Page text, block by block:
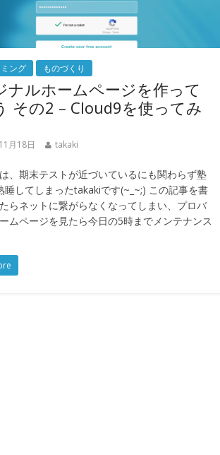
ング ものづくり
ナルホームページを作って
その2 – Cloud9を使ってみ
月18日 takaki
、期末テストが近づいているにも関わらず塾
睡してしまったtakakiです(~_~;) この記事を書
らネットに繋がらなくなってしまい、プロバ
ムページを見たら今日の5時までメンテナンス